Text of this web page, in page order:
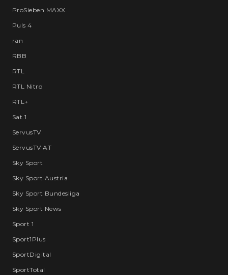
ProSieben MAXX
Puls 4
ran
RBB
RTL
RTL Nitro
RTL+
Sat.1
ServusTV
ServusTV AT
Sky Sport
Sky Sport Austria
Sky Sport Bundesliga
Sky Sport News
Sport 1
Sport1Plus
SportDigital
SportTotal